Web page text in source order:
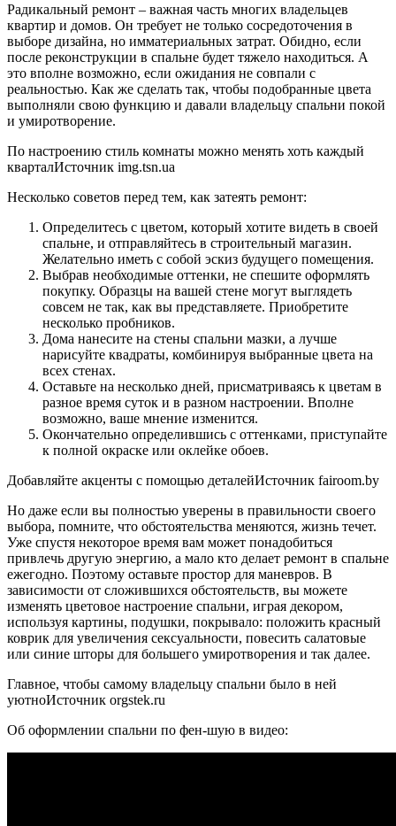
Радикальный ремонт – важная часть многих владельцев
квартир и домов. Он требует не только сосредоточения в
выборе дизайна, но имматериальных затрат. Обидно, если
после реконструкции в спальне будет тяжело находиться. А
это вполне возможно, если ожидания не совпали с
реальностью. Как же сделать так, чтобы подобранные цвета
выполняли свою функцию и давали владельцу спальни покой
и умиротворение.
По настроению стиль комнаты можно менять хоть каждый
кварталИсточник img.tsn.ua
Несколько советов перед тем, как затеять ремонт:
Определитесь с цветом, который хотите видеть в своей
спальне, и отправляйтесь в строительный магазин.
Желательно иметь с собой эскиз будущего помещения.
Выбрав необходимые оттенки, не спешите оформлять
покупку. Образцы на вашей стене могут выглядеть
совсем не так, как вы представляете. Приобретите
несколько пробников.
Дома нанесите на стены спальни мазки, а лучше
нарисуйте квадраты, комбинируя выбранные цвета на
всех стенах.
Оставьте на несколько дней, присматриваясь к цветам в
разное время суток и в разном настроении. Вполне
возможно, ваше мнение изменится.
Окончательно определившись с оттенками, приступайте
к полной окраске или оклейке обоев.
Добавляйте акценты с помощью деталейИсточник fairoom.by
Но даже если вы полностью уверены в правильности своего
выбора, помните, что обстоятельства меняются, жизнь течет.
Уже спустя некоторое время вам может понадобиться
привлечь другую энергию, а мало кто делает ремонт в спальне
ежегодно. Поэтому оставьте простор для маневров. В
зависимости от сложившихся обстоятельств, вы можете
изменять цветовое настроение спальни, играя декором,
используя картины, подушки, покрывало: положить красный
коврик для увеличения сексуальности, повесить салатовые
или синие шторы для большего умиротворения и так далее.
Главное, чтобы самому владельцу спальни было в ней
уютноИсточник orgstek.ru
Об оформлении спальни по фен-шую в видео: